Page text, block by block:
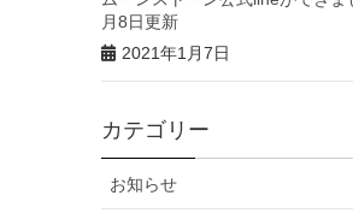
月8日更新
2021年1月7日
カテゴリー
お知らせ